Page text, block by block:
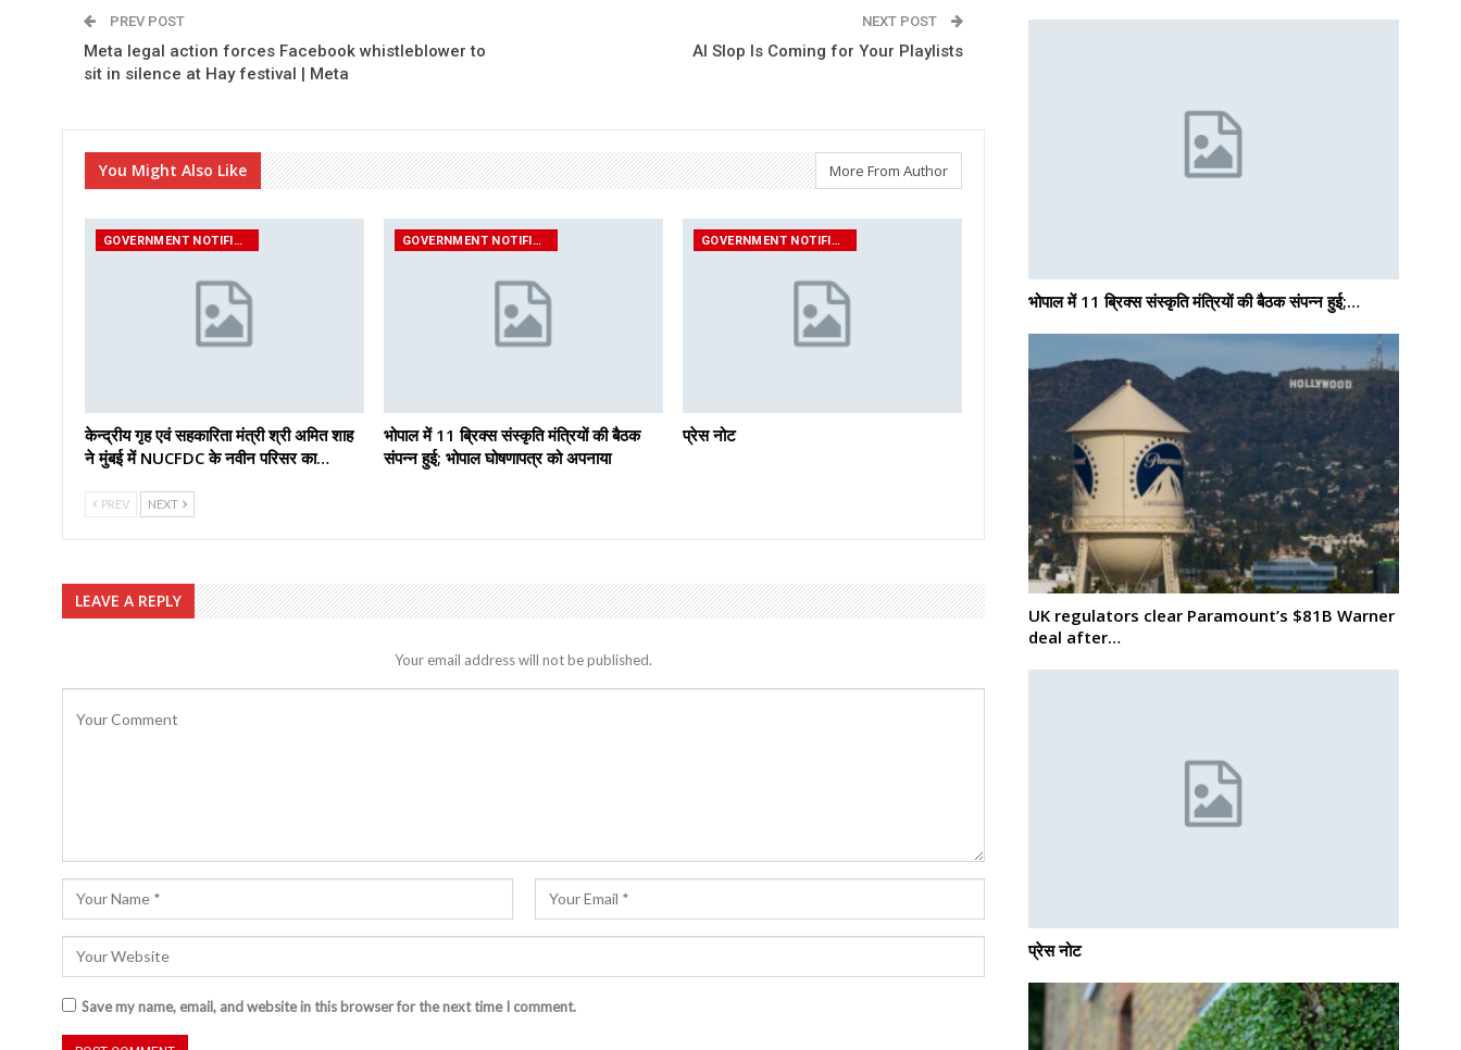
PREV POST
Meta legal action forces Facebook whistleblower to
sit in silence at Hay festival | Meta
NEXT POST
AI Slop Is Coming for Your Playlists
You Might Also Like More From Author
GOVERNMENT NOTIFICATIONS
केन्द्रीय गृह एवं सहकारिता मंत्री श्री अमित शाह
ने मुंबई में NUCFDC के नवीन परिसर का…
GOVERNMENT NOTIFICATIONS
भोपाल में 11 ब्रिक्स संस्कृति मंत्रियों की बैठक
संपन्न हुई; भोपाल घोषणापत्र को अपनाया
GOVERNMENT NOTIFICATIONS
प्रेस नोट
PREV NEXT
LEAVE A REPLY
Your email address will not be published.
Save my name, email, and website in this browser for the next time I comment.
भोपाल में 11 ब्रिक्स संस्कृति मंत्रियों की बैठक संपन्न हुई;…
UK regulators clear Paramount’s $81B Warner
deal after…
प्रेस नोट